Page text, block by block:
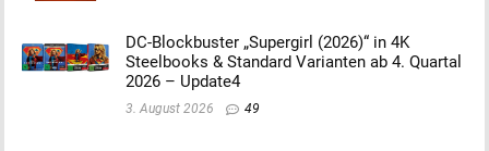
DC-Blockbuster „Supergirl (2026)“ in 4K
Steelbooks & Standard Varianten ab 4. Quartal
2026 – Update4
3. August 2026 49